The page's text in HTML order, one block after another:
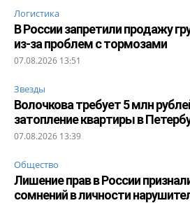
Логистика
В России запретили продажу
из-за проблем с тормозами
07.08.2026 13:51
Звезды
Волочкова требует 5 млн
затопление квартиры в
07.08.2026 13:39
Общество
Лишение прав в России
сомнений в личности